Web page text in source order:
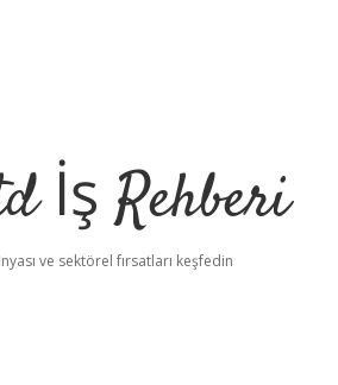
İş Rehberi
ve sektörel fırsatları keşfedin